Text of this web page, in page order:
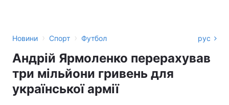
Новини › Спорт › Футбол рус
Андрій Ярмоленко перерахував
три мільйони гривень для
української армії